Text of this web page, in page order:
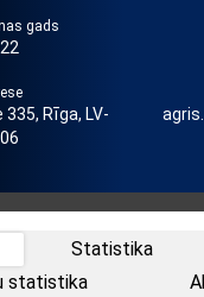
gads
Rīga, LV-
Statistika
statistika